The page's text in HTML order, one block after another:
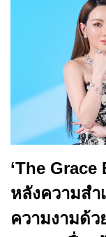
‘The Grace
หลังความสำ
ความงามด้